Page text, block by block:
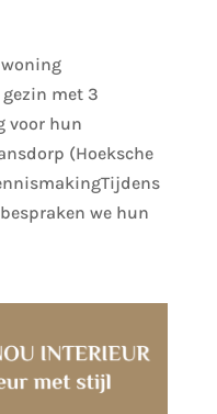
met 3
voor hun
(Hoeksche
we hun